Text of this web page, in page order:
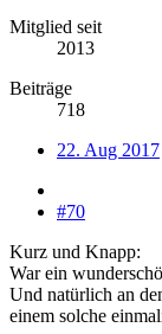
Mitglied seit
2013
Beiträge
718
22. Aug 2017
#70
Kurz und Knapp:
War ein
Und natürlich an
einem solche